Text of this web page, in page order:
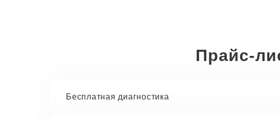
Прайс-
Бесплатная диагностика